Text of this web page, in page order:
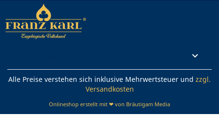

Alle Preise verstehen sich inklusive Mehrwertsteuer und zzgl.
Versandkosten
Onlineshop erstellt mit ❤ von Bräutigam Media